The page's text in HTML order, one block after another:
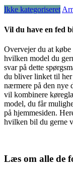
Ikke kategoriseret
Vil du have en fed
Overvejer du at
hvilken model du
svar på dette
du bliver linket til
nærmere på den nye
vil kombinere
model, du får
på hjemmesiden.
hvilken bil du gerne
Læs om alle de